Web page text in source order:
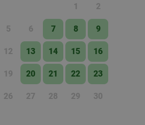
1 2
5 6 7 8 9
12 13 14 15 16
19 20 21 22 23
26 27 28 29 30